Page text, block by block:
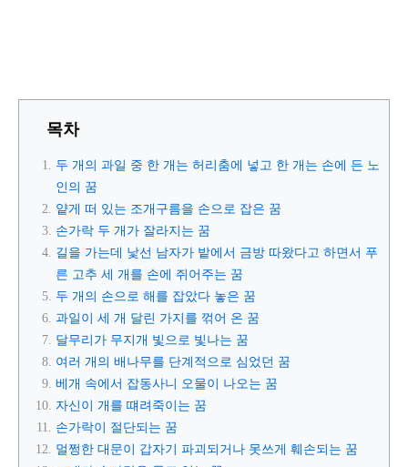
목차
두 개의 과일 중 한 개는 허리춤에 넣고 한 개는 손에 든 노
인의 꿈
얕게 떠 있는 조개구름을 손으로 잡은 꿈
손가락 두 개가 잘라지는 꿈
길을 가는데 낯선 남자가 밭에서 금방 따왔다고 하면서 푸
른 고추 세 개를 손에 쥐어주는 꿈
두 개의 손으로 해를 잡았다 놓은 꿈
과일이 세 개 달린 가지를 꺾어 온 꿈
달무리가 무지개 빛으로 빛나는 꿈
여러 개의 배나무를 단계적으로 심었던 꿈
베개 속에서 잡동사니 오물이 나오는 꿈
자신이 개를 떄려죽이는 꿈
손가락이 절단되는 꿈
멀쩡한 대문이 갑자기 파괴되거나 못쓰게 훼손되는 꿈